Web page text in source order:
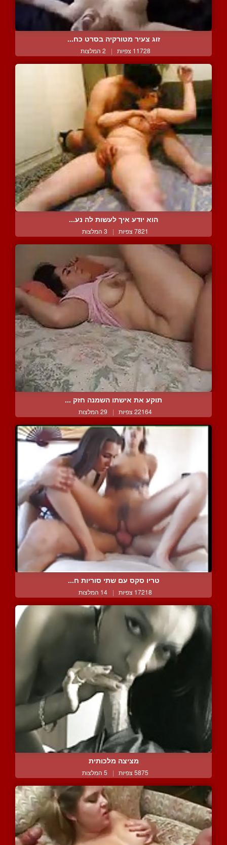
זוג צעיר מטורקיה בסרט כח...
11728 צפיות | 2 המלצות
הוא יודע איך לעשות לה נע...
7821 צפיות | 3 המלצות
תוקע את אישתו השמנה חזק ...
22164 צפיות | 29 המלצות
טריו סקס עם שתי סוריות ח...
17218 צפיות | 14 המלצות
מציצה מלכותית
5875 צפיות | 5 המלצות